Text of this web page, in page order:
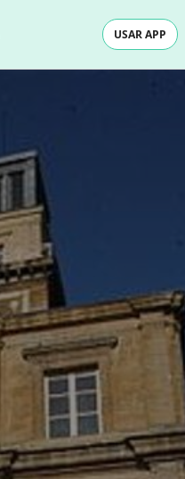
USAR APP